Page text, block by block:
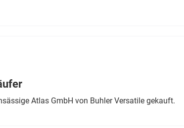
Atlas GmbH von Buhler Versatile gekauft.